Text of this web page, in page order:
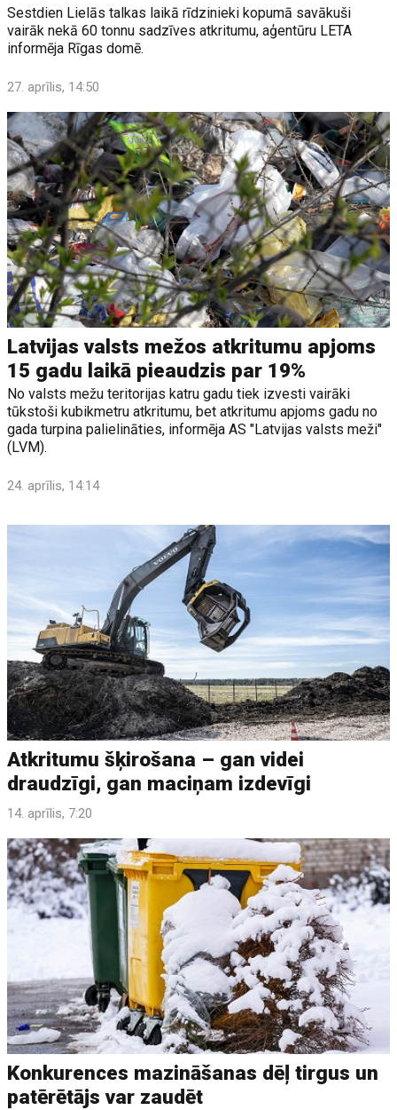
Sestdien Lielās talkas laikā rīdzinieki kopumā savākuši
vairāk nekā 60 tonnu sadzīves atkritumu, aģentūru LETA
informēja Rīgas domē.
27. aprīlis, 14:50
Latvijas valsts mežos atkritumu apjoms
15 gadu laikā pieaudzis par 19%
No valsts mežu teritorijas katru gadu tiek izvesti vairāki
tūkstoši kubikmetru atkritumu, bet atkritumu apjoms gadu no
gada turpina palielināties, informēja AS "Latvijas valsts meži"
(LVM).
24. aprīlis, 14:14
Atkritumu šķirošana – gan videi
draudzīgi, gan maciņam izdevīgi
14. aprīlis, 7:20
Konkurences mazināšanas dēļ tirgus un
patērētājs var zaudēt